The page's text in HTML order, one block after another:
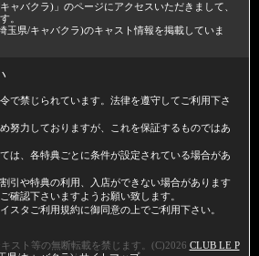
ャバクラ)」のページにアクセスいただきまして、
。
玉県/キャバクラ)のキャスト情報を掲載していま
で禁じられています。法律を遵守してご利用下さ
努力しておりますが、これを保証するものではあ
は、各特典ごとに条件が設定されている場合があ
引や特典の利用、入店ができない場合があります
確認下さいますようお願い致します。
スタご利用規約に御同意の上でご利用下さい。
スト等の無断転載を禁じます。(C)2026 CLUB LE P